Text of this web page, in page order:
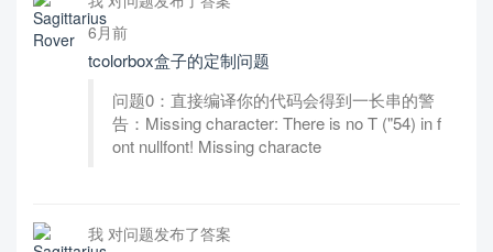
6月前
tcolorbox盒子的定制问题
问题0：直接编译你的代码会得到一长串的警
告：Missing character: There is no T ("54) in f
ont nullfont! Missing characte
我 对问题发布了答案